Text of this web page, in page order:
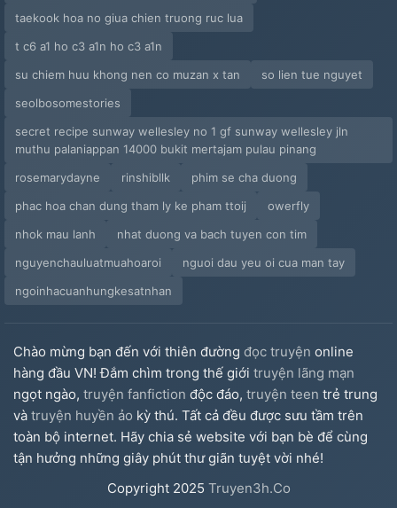
taekook hoa no giua chien truong ruc lua
t c6 a1 ho c3 a1n ho c3 a1n
su chiem huu khong nen co muzan x tan
so lien tue nguyet
seolbosomestories
secret recipe sunway wellesley no 1 gf sunway wellesley jln
muthu palaniappan 14000 bukit mertajam pulau pinang
rosemarydayne
rinshibllk
phim se cha duong
phac hoa chan dung tham ly ke pham ttoij
owerfly
nhok mau lanh
nhat duong va bach tuyen con tim
nguyenchauluatmuahoaroi
nguoi dau yeu oi cua man tay
ngoinhacuanhungkesatnhan
Chào mừng bạn đến với thiên đường đọc truyện online
hàng đầu VN! Đắm chìm trong thế giới truyện lãng mạn
ngọt ngào, truyện fanfiction độc đáo, truyện teen trẻ trung
và truyện huyền ảo kỳ thú. Tất cả đều được sưu tầm trên
toàn bộ internet. Hãy chia sẻ website với bạn bè để cùng
tận hưởng những giây phút thư giãn tuyệt vời nhé!
Copyright 2025 Truyen3h.Co